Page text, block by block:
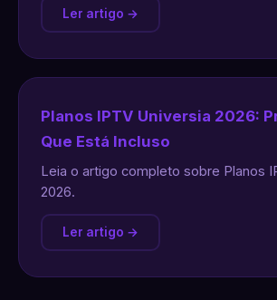
Ler artigo →
Planos IPTV Universia 2026:
Que Está Incluso
Leia o artigo completo sobre Planos
2026.
Ler artigo →